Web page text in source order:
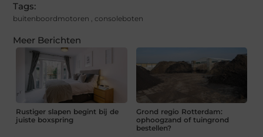
Tags:
buitenboordmotoren , consoleboten
Meer Berichten
Rustiger slapen begint bij de
juiste boxspring
Grond regio Rotterdam:
ophoogzand of tuingrond
bestellen?